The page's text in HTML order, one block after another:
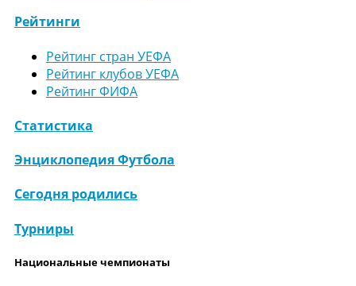
Рейтинги
Рейтинг стран УЕФА
Рейтинг клубов УЕФА
Рейтинг ФИФА
Статистика
Энциклопедия Футбола
Сегодня родились
Турниры
Национальные чемпионаты